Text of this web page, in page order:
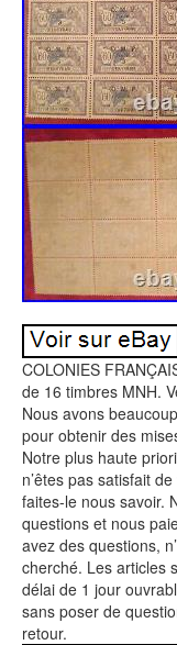
COLONIES
de 16 timbres MNH.
Nous avons
pour obtenir des
Notre plus haute
n’êtes pas satisfait
faites-le nous savoir.
questions et nous
avez des questions,
cherché. Les articles
délai de 1 jour
sans poser de
retour.